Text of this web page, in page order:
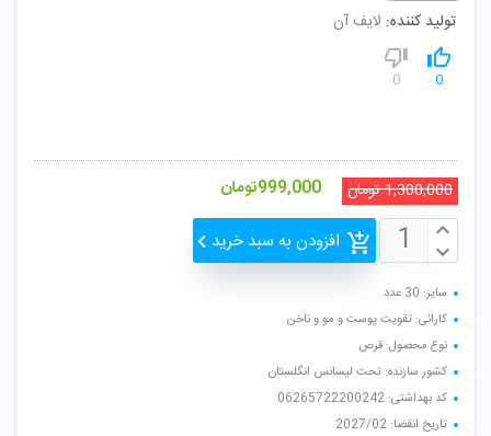
تولید کننده: لایف آن
0
0
1,300,000تومان 999,000تومان
افزودن به سبد خرید
سایز: 30 عدد
کارائی: تقویت پوست و مو و ناخن
نوع محصول: قرص
کشور سازنده: تحت لیسانس انگلستان
کد بهداشتی: 06265722200242
تاریخ انقضا: 2027/02